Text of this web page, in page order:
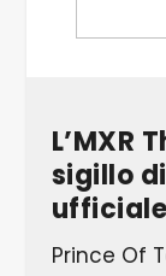
L’MXR
sigillo
Prince Of